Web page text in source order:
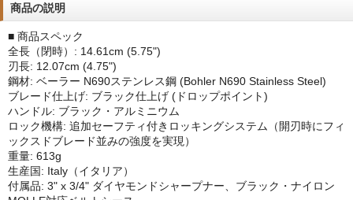
商品の説明
■ 商品スペック
全長（閉時）: 14.61cm (5.75")
刃長: 12.07cm (4.75")
鋼材: ベーラー N690ステンレス鋼 (Bohler N690 Stainless Steel)
ブレード仕上げ: ブラック仕上げ (ドロップポイント)
ハンドル: ブラック・アルミニウム
ロック機構: 追加セーフティ付きロッキングシステム（開刃時にフィ
ックスドブレード並みの強度を実現）
重量: 613g
生産国: Italy（イタリア）
付属品: 3" x 3/4" ダイヤモンドシャープナー、ブラック・ナイロン